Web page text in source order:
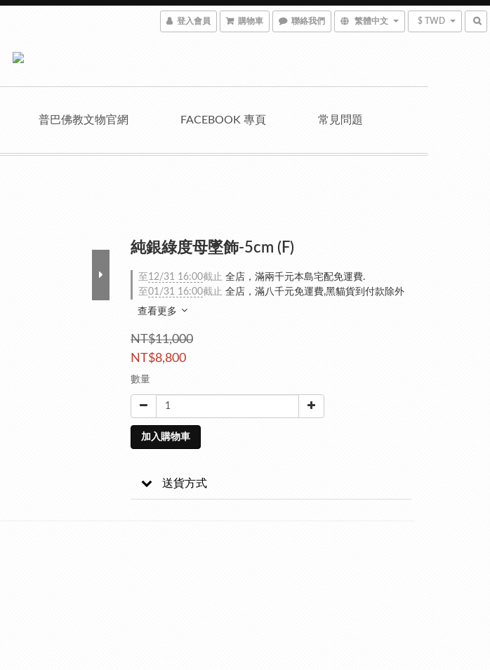
登入會員 購物車 聯絡我們 繁體中文 $ TWD
普巴佛教文物官網 FACEBOOK 專頁 常見問題
純銀綠度母墜飾-5cm (F)
至 12/31 16:00截止 全店，滿兩千元本島宅配免運費.
至01/31 16:00截止 全店，滿八千元免運費,黑貓貨到付款除外
查看更多
NT$11,000
NT$8,800
數量
加入購物車
送貨方式